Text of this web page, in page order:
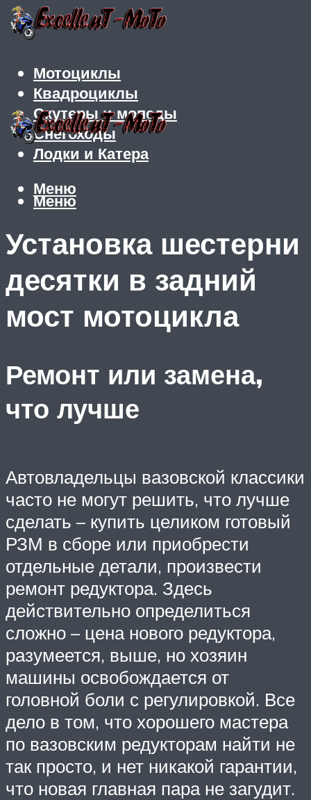
Мотоциклы
Квадроциклы
Скутеры и мопеды
Снегоходы
Лодки и Катера
Меню
Меню
Установка шестерни
десятки в задний
мост мотоцикла
Ремонт или замена,
что лучше
Автовладельцы вазовской классики
часто не могут решить, что лучше
сделать – купить целиком готовый
РЗМ в сборе или приобрести
отдельные детали, произвести
ремонт редуктора. Здесь
действительно определиться
сложно – цена нового редуктора,
разумеется, выше, но хозяин
машины освобождается от
головной боли с регулировкой. Все
дело в том, что хорошего мастера
по вазовским редукторам найти не
так просто, и нет никакой гарантии,
что новая главная пара не загудит.